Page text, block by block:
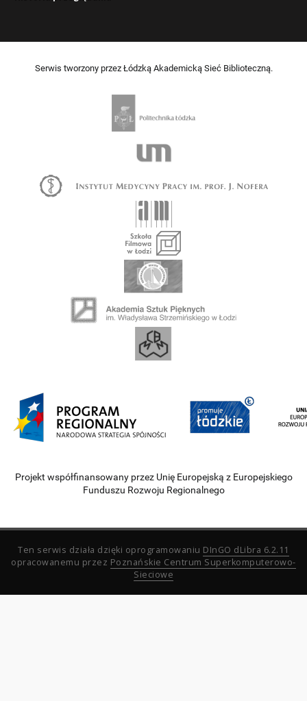
Serwis tworzony przez Łódzką Akademicką Sieć Biblioteczną.
Projekt współfinansowany przez Unię Europejską z Europejskiego
Funduszu Rozwoju Regionalnego
Ten serwis działa dzięki oprogramowaniu DInGO dLibra 6.2.11
opracowanemu przez Poznańskie Centrum Superkomputerowo-
Sieciowe